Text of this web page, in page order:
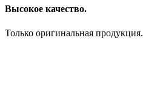
Высокое качество.
Только оригинальная продукция.